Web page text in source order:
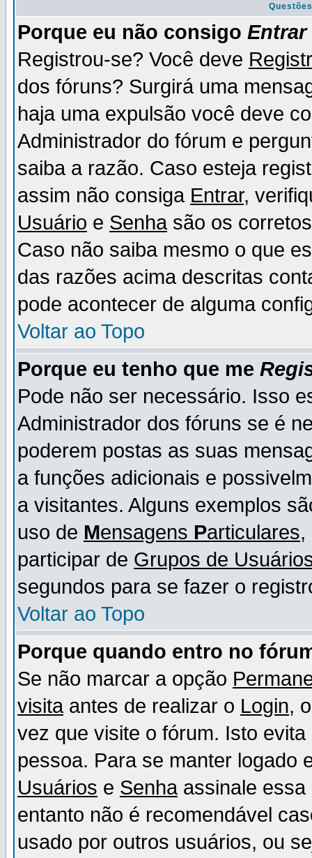
Porque eu não consigo Entrar
Registrou-se? Você deve
dos fóruns? Surgirá uma
haja uma expulsão você deve
Administrador do fórum e
saiba a razão. Caso esteja
assim não consiga Entrar,
Usuário e Senhasão os
Caso não saiba mesmo o que
das razões acima descritas
pode acontecer de alguma
Voltar ao Topo
Porque eu tenho que me
Pode não ser necessário. Isso
Administrador dos fóruns se é
poderem postas as suas
a funções adicionais e
a visitantes. Alguns exemplos
uso de Mensagens Particulares,
participar de Grupos de
segundos para se fazer o
Voltar ao Topo
Porque quando entro no
Se não marcar a opção
visitaantes de realizar o Login,
vez que visite o fórum. Isto
pessoa. Para se manter
Usuários e Senhaassinale essa
entanto não é recomendável
usado por outros usuários, ou